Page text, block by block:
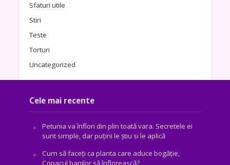
Sfaturi utile
Stiri
Teste
Torturi
Uncategorized
Cele mai recente
Petunia va înflori din plin toată vara. Secretele ei
sunt simple, dar puțini le știu si le aplică
Cum să faceți ca planta care aduce bogăţie,
Copacul banilor să înflorească?